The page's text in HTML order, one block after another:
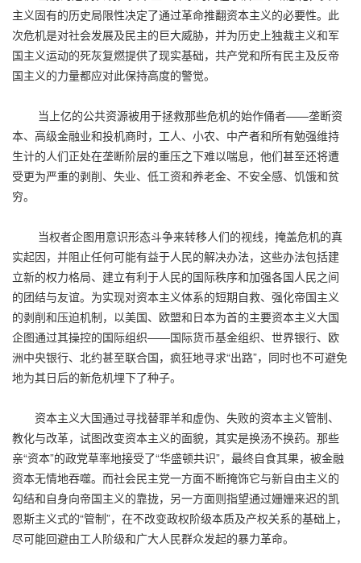
主义固有的历史局限性决定了通过革命推翻资本主义的必要性。此
次危机是对社会发展及民主的巨大威胁，并为历史上独裁主义和军
国主义运动的死灰复燃提供了现实基础，共产党和所有民主及反帝
国主义的力量都应对此保持高度的警觉。
当上亿的公共资源被用于拯救那些危机的始作俑者——垄断资
本、高级金融业和投机商时，工人、小农、中产者和所有勉强维持
生计的人们正处在垄断阶层的重压之下难以喘息，他们甚至还将遭
受更为严重的剥削、失业、低工资和养老金、不安全感、饥饿和贫
穷。
当权者企图用意识形态斗争来转移人们的视线，掩盖危机的真
实起因，并阻止任何可能有益于人民的解决办法，这些办法包括建
立新的权力格局、建立有利于人民的国际秩序和加强各国人民之间
的团结与友谊。为实现对资本主义体系的短期自救、强化帝国主义
的剥削和压迫机制，以美国、欧盟和日本为首的主要资本主义大国
企图通过其操控的国际组织——国际货币基金组织、世界银行、欧
洲中央银行、北约甚至联合国，疯狂地寻求“出路”，同时也不可避免
地为其日后的新危机埋下了种子。
资本主义大国通过寻找替罪羊和虚伪、失败的资本主义管制、
教化与改革，试图改变资本主义的面貌，其实是换汤不换药。那些
亲“资本”的政党草率地接受了“华盛顿共识”，最终自食其果，被金融
资本无情地吞噬。而社会民主党一方面不断掩饰它与新自由主义的
勾结和自身向帝国主义的靠拢，另一方面则指望通过姗姗来迟的凯
恩斯主义式的“管制”，在不改变政权阶级本质及产权关系的基础上，
尽可能回避由工人阶级和广大人民群众发起的暴力革命。